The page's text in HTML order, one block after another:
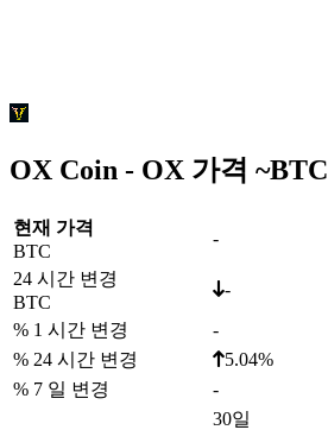
OX Coin - OX 가격 ~BTC
현재 가격
BTC
-
24 시간 변경
BTC
-
% 1 시간 변경
-
% 24 시간 변경
5.04%
% 7 일 변경
-
30일